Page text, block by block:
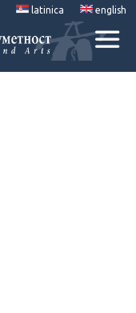
latinica english